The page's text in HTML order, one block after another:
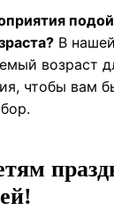
В
возраст
чтобы вам